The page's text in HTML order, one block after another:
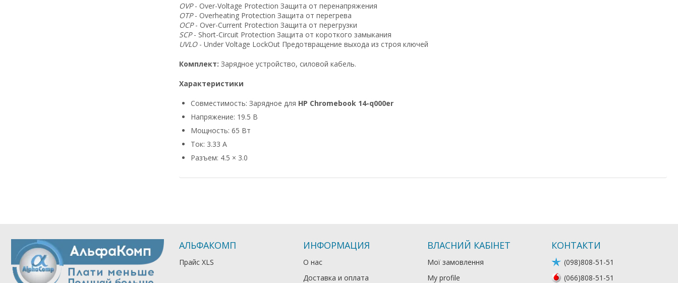
OVP- Over-Voltage Protection Защита от перенапряжения
OTP- Overheating Protection Защита от перегрева
OCP- Over-Current Protection Защита от перегрузки
SCP- Short-Circuit Protection Защита от короткого замыкания
UVLO- Under Voltage LockOut Предотвращение выхода из строя ключей
Комплект: Зарядное устройство, силовой кабель.
Характеристики
Совместимость: Зарядное для HP Chromebook 14-q000er
Напряжение: 19.5 В
Мощность: 65 Вт
Ток: 3.33 А
Разъем: 4.5 × 3.0
АЛЬФАКОМП
Прайс XLS
ИНФОРМАЦИЯ
О нас
Доставка и оплата
ВЛАСНИЙ КАБІНЕТ
Мої замовлення
My profile
КОНТАКТИ
(098)808-51-51
(066)808-51-51